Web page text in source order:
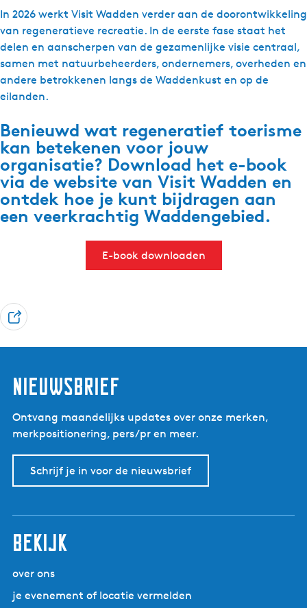
In 2026 werkt Visit Wadden verder aan de doorontwikkeling
van regeneratieve recreatie. In de eerste fase staat het
delen en aanscherpen van de gezamenlijke visie centraal,
samen met natuurbeheerders, ondernemers, overheden en
andere betrokkenen langs de Waddenkust en op de
eilanden.
Benieuwd wat regeneratief toerisme
kan betekenen voor jouw
organisatie? Download het e-book
via de website van Visit Wadden en
ontdek hoe je kunt bijdragen aan
een veerkrachtig Waddengebied.
E-book downloaden
D
Nieuwsbrief
Ontvang maandelijks updates over onze merken,
merkpositionering, pers/pr en meer.
Schrijf je in voor de nieuwsbrief
Bekijk
over ons
je evenement of locatie vermelden